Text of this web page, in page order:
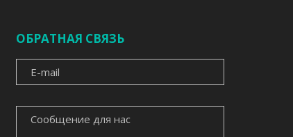
ОБРАТНАЯ СВЯЗЬ
E-
MAIL
СООБЩЕНИЕ
ДЛЯ